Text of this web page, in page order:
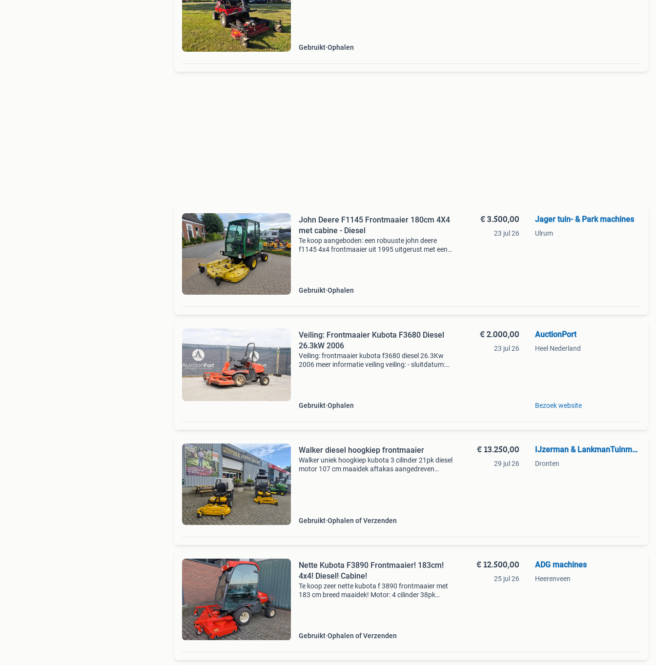
Gebruikt Ophalen
John Deere F1145 Frontmaaier 180cm 4X4
met cabine - Diesel
Te koop aangeboden: een robuuste john deere
f1145 4x4 frontmaaier uit 1995 uitgerust met een
Gebruikt Ophalen
€ 3.500,00
23 jul 26
Jager tuin- & Park machines
Ulrum
Veiling: Frontmaaier Kubota F3680 Diesel
26.3kW 2006
Veiling: frontmaaier kubota f3680 diesel 26.3Kw
2006 meer informatie veiling veiling: - sluitdatum:
Gebruikt Ophalen
€ 2.000,00
23 jul 26
AuctionPort
Heel Nederland
Bezoek website
Walker diesel hoogkiep frontmaaier
Walker uniek hoogkiep kubota 3 cilinder 21pk diesel
motor 107 cm maaidek aftakas aangedreven
Gebruikt Ophalen of Verzenden
€ 13.250,00
29 jul 26
IJzerman & LankmanTuinmachines
Dronten
Nette Kubota F3890 Frontmaaier! 183cm!
4x4! Diesel! Cabine!
Te koop zeer nette kubota f 3890 frontmaaier met
183 cm breed maaidek! Motor: 4 cilinder 38pk
Gebruikt Ophalen of Verzenden
€ 12.500,00
25 jul 26
ADG machines
Heerenveen